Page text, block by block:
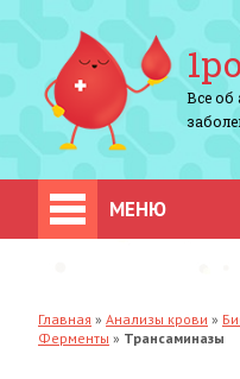
Все об
МЕНЮ
Главная » Анализы крови »
Ферменты » Трансаминазы